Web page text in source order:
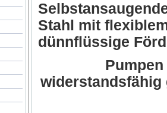
Stahl mit
dünnflüssige
widerstandsfähig